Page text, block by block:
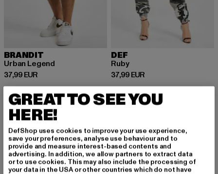
BRANDIT
Urban Legend
37,99 EUR
Derzeitiger Preis: 37,99 EUR
DEF
Ruby
37,99 EUR
Derzeitiger Preis: 37,99 EUR
Camouflage: Der coole Print für markante
Streetwear-Looks
Camouflage ist längst mehr als nur ein militärisches Muster – es
hat sich zu einem der beliebtesten Prints in der Modewelt
entwickelt. Ursprünglich für den Einsatz im Militär entworfen,
GREAT TO SEE YOU
HERE!
DefShop uses cookies to improve your use experience,
save your preferences, analyse use behaviour and to
provide and measure interest-based contents and
advertising. In addition, we allow partners to extract data
or to use cookies. This may also include the processing of
your data in the USA or other countries which do not have